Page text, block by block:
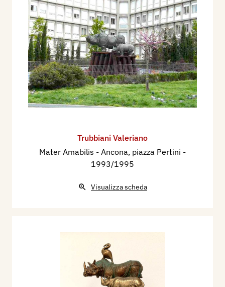
Trubbiani Valeriano
Mater Amabilis - Ancona, piazza Pertini -
1993/1995
Visualizza scheda